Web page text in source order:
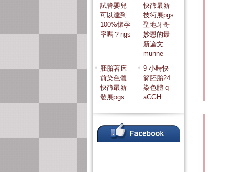
試管嬰兒
可以達到
100%懷孕
率嗎？ngs
快篩最新
技術展pgs
聖地牙哥
妙恩的最
新論文
munne
胚胎著床
前染色體
快篩最新
發展pgs
9 小時快
篩胚胎24
染色體 q-
aCGH